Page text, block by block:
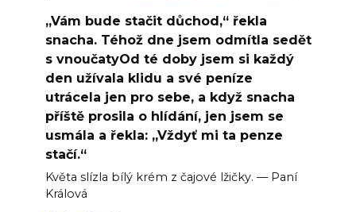
„Vám bude stačit důchod,“ řekla
snacha. Téhož dne jsem odmítla sedět
s vnoučatyOd té doby jsem si každý
den užívala klidu a své peníze
utrácela jen pro sebe, a když snacha
příště prosila o hlídání, jen jsem se
usmála a řekla: „Vždyť mi ta penze
stačí.“
Květa slízla bílý krém z čajové lžičky. — Paní
Králová